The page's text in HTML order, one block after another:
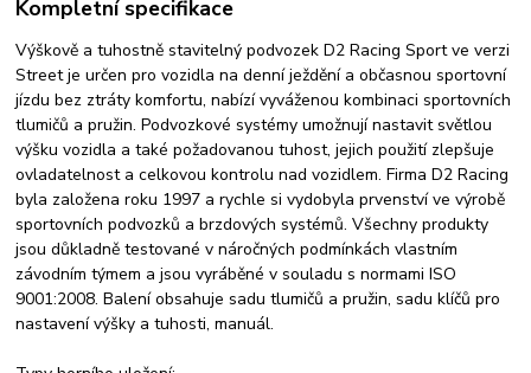
Kompletní specifikace
Výškově a tuhostně stavitelný podvozek D2 Racing Sport ve verzi
Street je určen pro vozidla na denní ježdění a občasnou sportovní
jízdu bez ztráty komfortu, nabízí vyváženou kombinaci sportovních
tlumičů a pružin. Podvozkové systémy umožnují nastavit světlou
výšku vozidla a také požadovanou tuhost, jejich použití zlepšuje
ovladatelnost a celkovou kontrolu nad vozidlem. Firma D2 Racing
byla založena roku 1997 a rychle si vydobyla prvenství ve výrobě
sportovních podvozků a brzdových systémů. Všechny produkty
jsou důkladně testované v náročných podmínkách vlastním
závodním týmem a jsou vyráběné v souladu s normami ISO
9001:2008. Balení obsahuje sadu tlumičů a pružin, sadu klíčů pro
nastavení výšky a tuhosti, manuál.